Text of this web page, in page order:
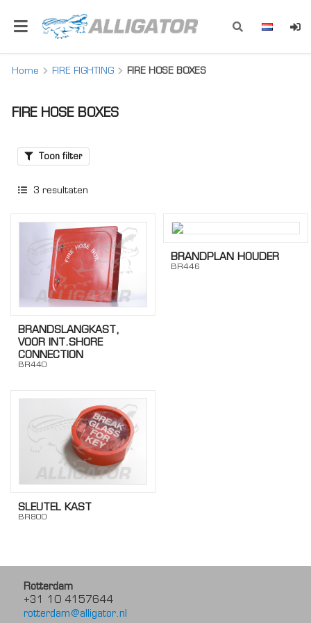
Home FIRE FIGHTING FIRE HOSE BOXES
FIRE HOSE BOXES
Toon filter
3 resultaten
BRANDSLANGKAST,
VOOR INT.SHORE
CONNECTION
BR440
BRANDPLAN HOUDER
BR446
SLEUTEL KAST
BR800
Rotterdam
+31 10 4157644
rotterdam@alligator.nl